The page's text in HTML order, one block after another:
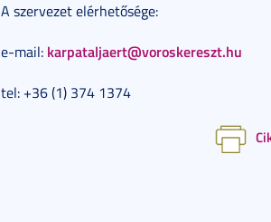
A szervezet elérhetősége:
e-mail: karpataljaert@voroskereszt.hu
tel: +36 (1) 374 1374